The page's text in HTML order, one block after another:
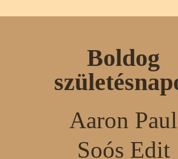
Boldog
Aaron Paul
Soós Edit